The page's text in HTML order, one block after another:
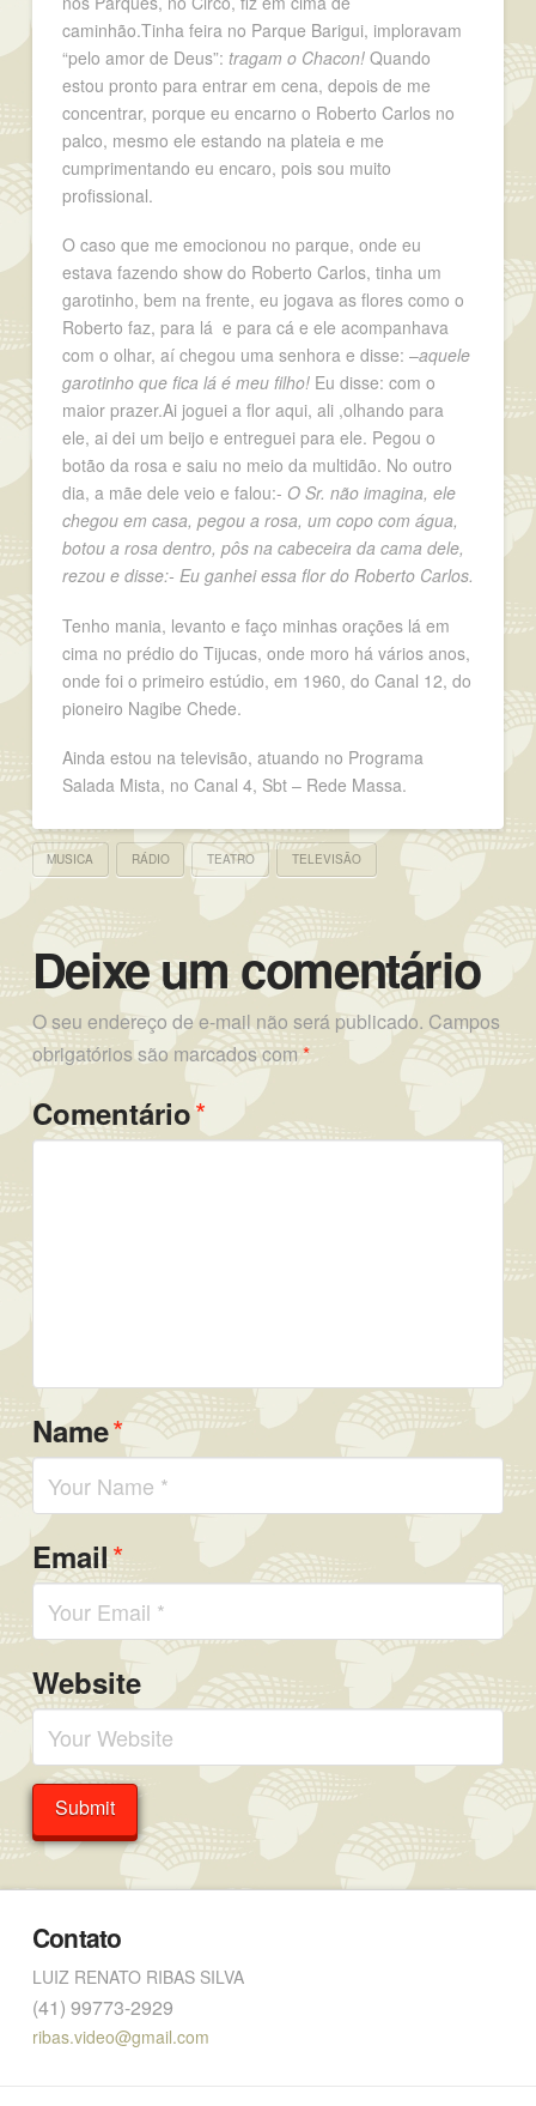
caminhão.Tinha feira no Parque Barigui, imploravam
“pelo amor de Deus”: tragam o Chacon!Quando
estou pronto para entrar em cena, depois de me
concentrar, porque eu encarno o Roberto Carlos no
palco, mesmo ele estando na plateia e me
cumprimentando eu encaro, pois sou muito
profissional.
O caso que me emocionou no parque, onde eu
estava fazendo show do Roberto Carlos, tinha um
garotinho, bem na frente, eu jogava as flores como o
Roberto faz, para lá e para cá e ele acompanhava
com o olhar, aí chegou uma senhora e disse: –aquele
garotinho que fica lá é meu filho!Eu disse: com o
maior prazer.Ai joguei a flor aqui, ali ,olhando para
ele, ai dei um beijo e entreguei para ele. Pegou o
botão da rosa e saiu no meio da multidão. No outro
dia, a mãe dele veio e falou:- O Sr. não imagina, ele
chegou em casa, pegou a rosa, um copo com água,
botou a rosa dentro, pôs na cabeceira da cama dele,
rezou e disse:- Eu ganhei essa flor do Roberto Carlos.
Tenho mania, levanto e faço minhas orações lá em
cima no prédio do Tijucas, onde moro há vários anos,
onde foi o primeiro estúdio, em 1960, do Canal 12, do
pioneiro Nagibe Chede.
Ainda estou na televisão, atuando no Programa
Salada Mista, no Canal 4, Sbt – Rede Massa.
MUSICA RÁDIO TEATRO TELEVISÃO
Deixe um comentário
O seu endereço de e-mail não será publicado. Campos
obrigatórios são marcados com*
Comentário*
Name*
Email*
Website
Contato
LUIZ RENATO RIBAS SILVA
(41) 99773-2929
ribas.video@gmail.com